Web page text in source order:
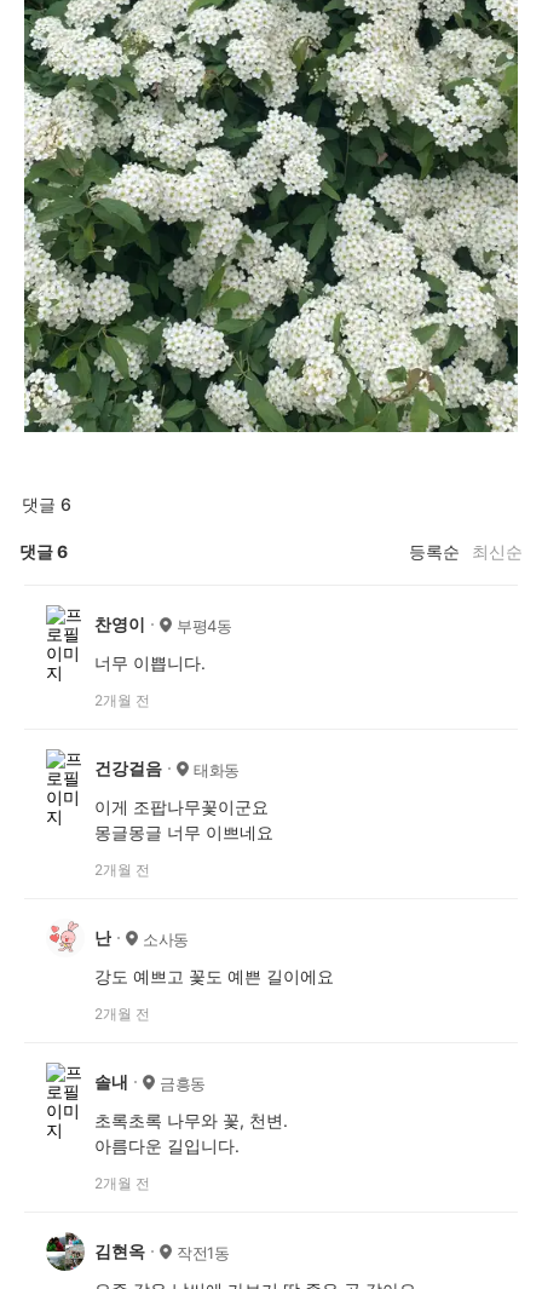
댓글 6
댓글6 등록순 최신순
찬영이 부평4동
너무 이쁩니다.
2개월 전
건강걸음 태화동
이게 조팝나무꽃이군요
몽글몽글 너무 이쁘네요
2개월 전
난 소사동
강도 예쁘고 꽃도 예쁜 길이에요
2개월 전
솔내 금흥동
초록초록 나무와 꽃, 천변.
아름다운 길입니다.
2개월 전
김현옥 작전1동